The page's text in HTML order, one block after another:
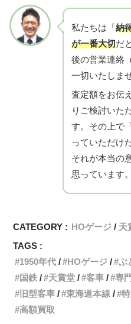
私たちは「納
が一番大切だ
後の営業連絡
一切いたしま
査定額をお伝
りご検討いた
す。その上で
っていただけ
それが本当の
思っています。
CATEGORY : HOゲージ 天
TAGS :
1950年代
HOゲージ ぶ
国鉄
天賞堂 客車 専
旧型客車
東海道本線
高額買取